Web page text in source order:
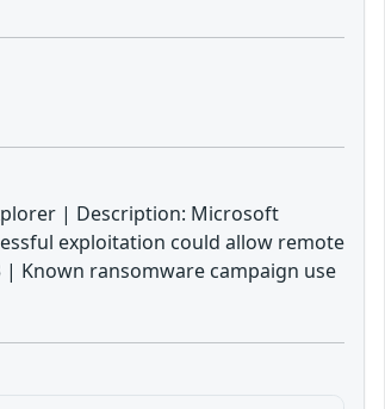
| Description: Microsoft
exploitation could allow remote
Known ransomware campaign use